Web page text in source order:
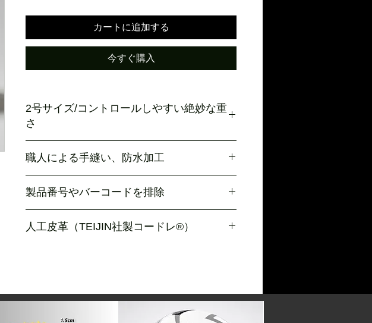
カートに追加する
今すぐ購入
2号サイズ/コントロールしやすい絶妙な重
さ
計。
軽すぎないので、パスやタッチの感覚も実戦に近く、ミ
ニボールながらトレーニング効果を高めます。
職人による手縫い、防水加工
防水加工(屋外でも使用可能です。)
製品番号やバーコードを排除
カーボールを実現
人工皮革（TEIJIN社製コードレ®）